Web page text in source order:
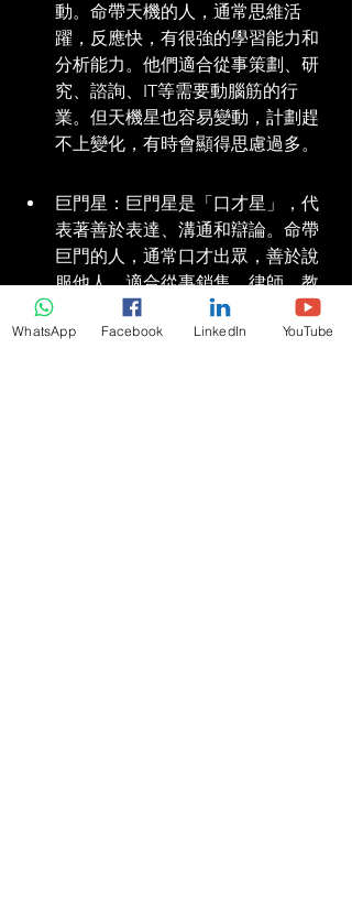
動。命帶天機的人，通常思維活
躍，反應快，有很強的學習能力和
分析能力。他們適合從事策劃、研
究、諮詢、IT等需要動腦筋的行
業。但天機星也容易變動，計劃趕
不上變化，有時會顯得思慮過多。
巨門星：巨門星是「口才星」，代
表著善於表達、溝通和辯論。命帶
巨門的人，通常口才出眾，善於說
服他人，適合從事銷售、律師、教
師、媒體等需要溝通技巧的行業。
但巨門星也可能帶來固執、善妒的
WhatsApp Facebook LinkedIn YouTube